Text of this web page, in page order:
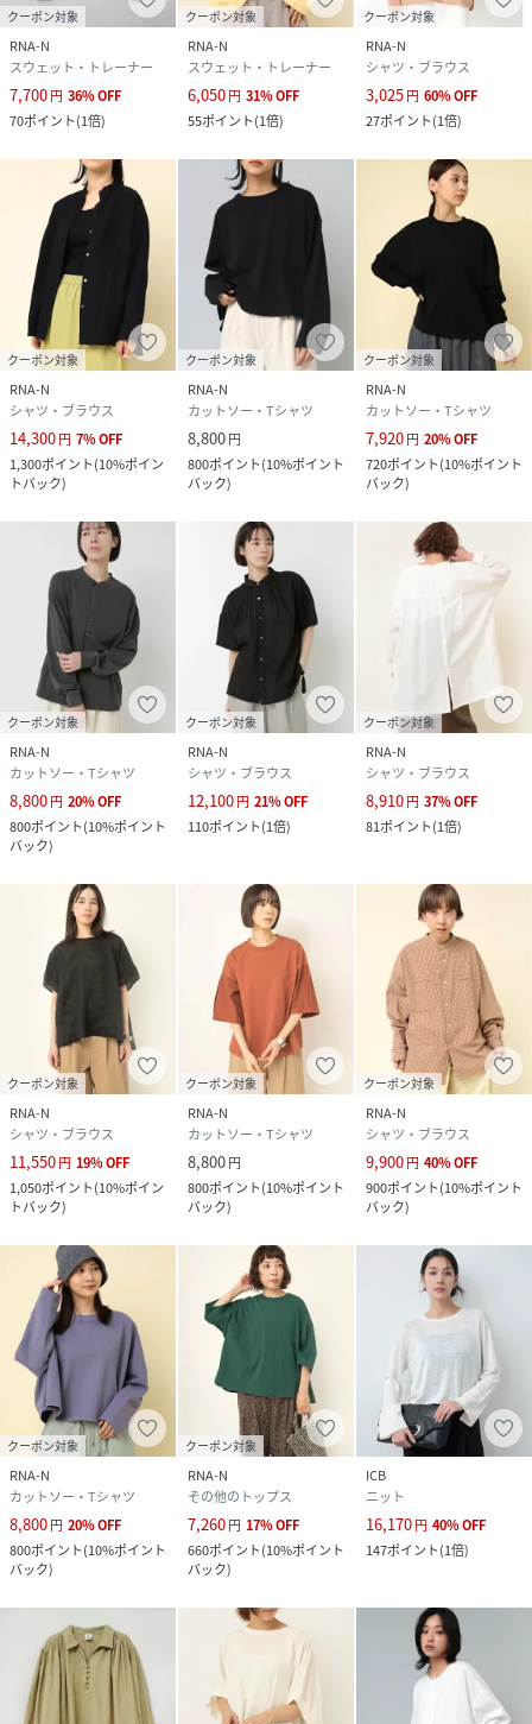
クーポン対象
RNA-N
スウェット・トレーナー
7,700円 36%OFF
70ポイント(1倍)
クーポン対象
RNA-N
スウェット・トレーナー
6,050円 31%OFF
55ポイント(1倍)
クーポン対象
RNA-N
シャツ・ブラウス
3,025円 60%OFF
27ポイント(1倍)
クーポン対象
RNA-N
シャツ・ブラウス
14,300円 7%OFF
1,300ポイント(10%ポイン
トバック)
クーポン対象
RNA-N
カットソー・Tシャツ
8,800円
800ポイント(10%ポイント
バック)
クーポン対象
RNA-N
カットソー・Tシャツ
7,920円 20%OFF
720ポイント(10%ポイント
バック)
クーポン対象
RNA-N
カットソー・Tシャツ
8,800円 20%OFF
800ポイント(10%ポイント
バック)
クーポン対象
RNA-N
シャツ・ブラウス
12,100円 21%OFF
110ポイント(1倍)
クーポン対象
RNA-N
シャツ・ブラウス
8,910円 37%OFF
81ポイント(1倍)
クーポン対象
RNA-N
シャツ・ブラウス
11,550円 19%OFF
1,050ポイント(10%ポイン
トバック)
クーポン対象
RNA-N
カットソー・Tシャツ
8,800円
800ポイント(10%ポイント
バック)
クーポン対象
RNA-N
シャツ・ブラウス
9,900円 40%OFF
900ポイント(10%ポイント
バック)
クーポン対象
RNA-N
カットソー・Tシャツ
8,800円 20%OFF
800ポイント(10%ポイント
バック)
クーポン対象
RNA-N
その他のトップス
7,260円 17%OFF
660ポイント(10%ポイント
バック)
ICB
ニット
16,170円 40%OFF
147ポイント(1倍)